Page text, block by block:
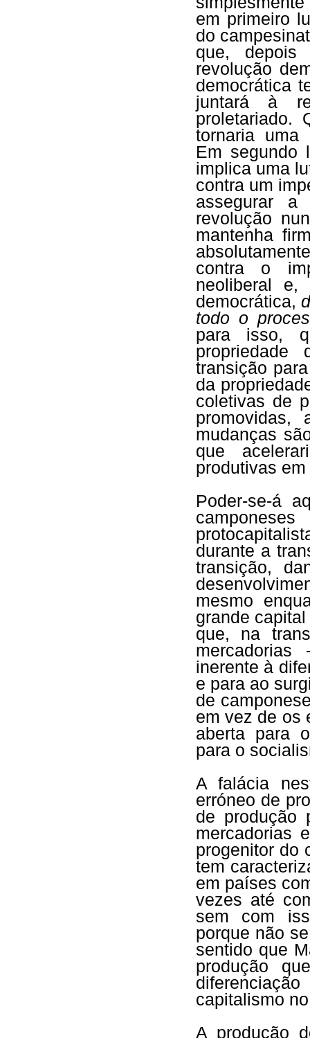
em primeiro
do
que, depois
revolução
democrática
juntará à
proletariado.
tornaria uma
Em segundo
implica uma
contra um
assegurar
revolução
mantenha
contra o
neoliberal e,
democrática,
todo o
para isso,
transição
da
coletivas de
promovidas,
mudanças
que
produtivas
Poder-se-á
durante a
transição,
mesmo
grande
que, na
inerente à
e para ao
de
em vez de os
aberta para
para o
A falácia
erróneo de
de produção
mercadorias
progenitor do
tem
em países
vezes até
sem com
porque não
sentido que
produção
capitalismo
A produção